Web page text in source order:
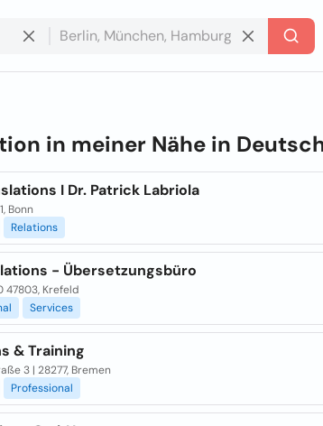
in meiner Nähe in
I Dr. Patrick Labriola
Bonn
Relations
- Übersetzungsbüro
47803, Krefeld
Services
& Training
3 | 28277, Bremen
Professional